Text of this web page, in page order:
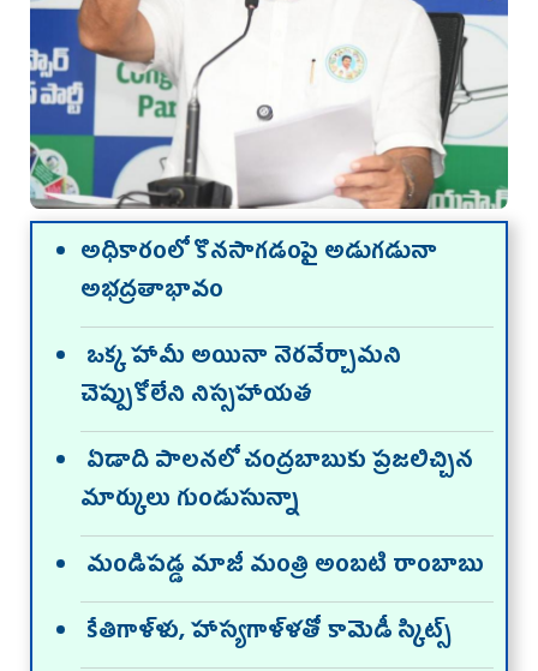
అధికారంలో కొనసాగడంపై అడుగడునా
అభద్రతాభావం
ఒక్క హామీ అయినా నెరవేర్చామని
చెప్పుకోలేని నిస్సహాయత
ఏడాది పాలనలో చంద్రబాబుకు ప్రజలిచ్చిన
మార్కులు గుండుసున్నా
మండిపడ్డ మాజీ మంత్రి అంబటి రాంబాబు
కేతిగాళ్ళు, హాస్యగాళ్ళతో కామెడీ స్కిట్స్